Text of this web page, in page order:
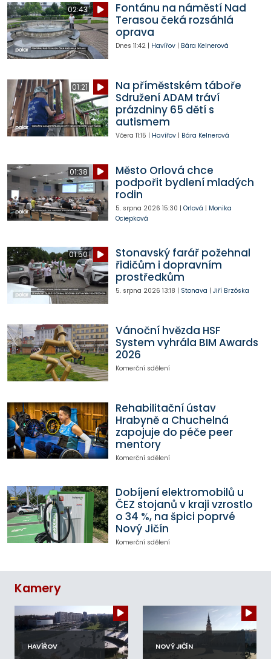
02:43
Fontánu na náměstí Nad
Terasou čeká rozsáhlá
oprava
Dnes 11:42| Havířov| Bára Kelnerová
01:21
Na příměstském táboře
Sdružení ADAM tráví
prázdniny 65 dětí s
autismem
Včera 11:15 | Havířov| Bára Kelnerová
01:38
Město Orlová chce
podpořit bydlení mladých
rodin
5. srpna 2026 15:30 | Orlová | Monika
Ociepková
01:50
Stonavský farář požehnal
řidičům i dopravním
prostředkům
5. srpna 2026 13:18 | Stonava | Jiří Brzóska
Vánoční hvězda HSF
System vyhrála BIM Awards
2026
Komerční sdělení
Rehabilitační ústav
Hrabyně a Chuchelná
zapojuje do péče peer
mentory
Komerční sdělení
Dobíjení elektromobilů u
ČEZ stojanů v kraji vzrostlo
o 34 %, na špici poprvé
Nový Jičín
Komerční sdělení
Kamery
HAVÍŘOV NOVÝ JIČÍN